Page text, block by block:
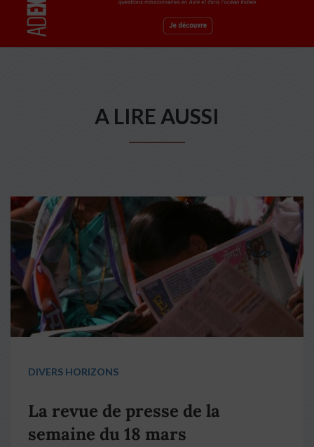
A LIRE AUSSI
DIVERS HORIZONS
La revue de presse de la
semaine du 18 mars